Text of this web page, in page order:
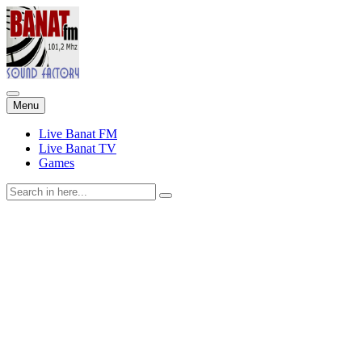
Menu Skip
to
content
Live Banat FM
Live Banat TV
Games
Search
for: